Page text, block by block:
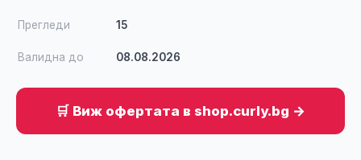
Прегледи 15
Валидна до 08.08.2026
🛒 Виж офертата в shop.curly.bg →